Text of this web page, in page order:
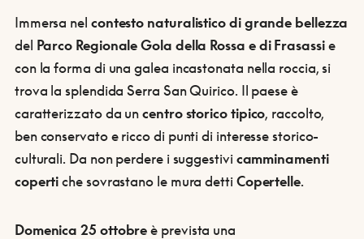
Immersa nel contesto naturalistico di grande bellezza
del Parco Regionale Gola della Rossa e di Frasassie
con la forma di una galea incastonata nella roccia, si
trova la splendida Serra San Quirico. Il paese è
caratterizzato da uncentro storico tipico, raccolto,
ben conservato e ricco di punti di interesse storico-
culturali. Da non perdere i suggestivicamminamenti
copertiche sovrastano le mura dettiCopertelle.
Domenica 25 ottobreè prevista una